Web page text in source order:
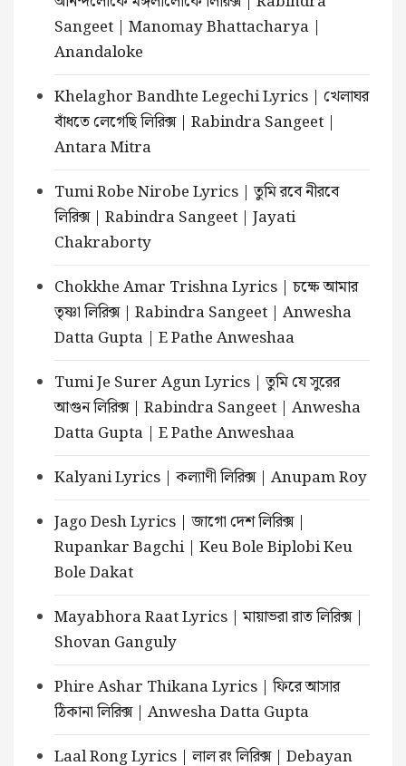
Sangeet | Manomay Bhattacharya |
Anandaloke
Khelaghor Bandhte Legechi Lyrics | খেলাঘর
বাঁধতে লেগেছি লিরিক্স | Rabindra Sangeet |
Antara Mitra
Tumi Robe Nirobe Lyrics | তুমি রবে নীরবে
লিরিক্স | Rabindra Sangeet | Jayati
Chakraborty
Chokkhe Amar Trishna Lyrics | চক্ষে আমার
তৃষ্ণা লিরিক্স | Rabindra Sangeet | Anwesha
Datta Gupta | E Pathe Anweshaa
Tumi Je Surer Agun Lyrics | তুমি যে সুরের
আগুন লিরিক্স | Rabindra Sangeet | Anwesha
Datta Gupta | E Pathe Anweshaa
Kalyani Lyrics | কল্যাণী লিরিক্স | Anupam Roy
Jago Desh Lyrics | জাগো দেশ লিরিক্স |
Rupankar Bagchi | Keu Bole Biplobi Keu
Bole Dakat
Mayabhora Raat Lyrics | মায়াভরা রাত লিরিক্স |
Shovan Ganguly
Phire Ashar Thikana Lyrics | ফিরে আসার
ঠিকানা লিরিক্স | Anwesha Datta Gupta
Laal Rong Lyrics | লাল রং লিরিক্স | Debayan